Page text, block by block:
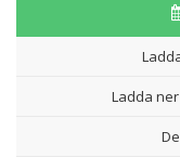
Ladda